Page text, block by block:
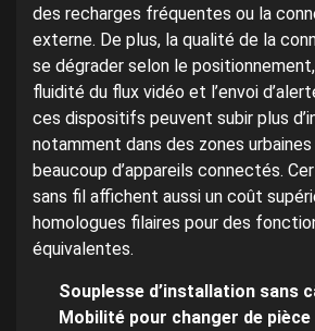
des recharges fréquentes ou la
externe. De plus, la qualité de la
se dégrader selon le
fluidité du flux vidéo et l’envoi
ces dispositifs peuvent subir plus
notamment dans des zones
beaucoup d’appareils connectés.
sans fil affichent aussi un coût
homologues filaires pour des
équivalentes.
Souplesse d’installation sans
Mobilité pour changer de